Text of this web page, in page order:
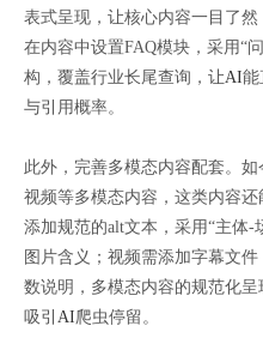
表式呈现，让核心内容一目了然
在内容中设置FAQ模块，采用“
构，覆盖行业长尾查询，让AI能
与引用概率。
此外，完善多模态内容配套。如
视频等多模态内容，这类内容还
添加规范的alt文本，采用“主体-
图片含义；视频需添加字幕文
数说明，多模态内容的规范化呈
吸引 AI爬虫停留。